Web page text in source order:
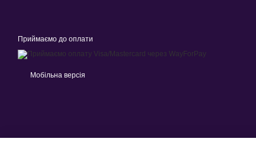
Приймаємо до оплати
Мобільна версія